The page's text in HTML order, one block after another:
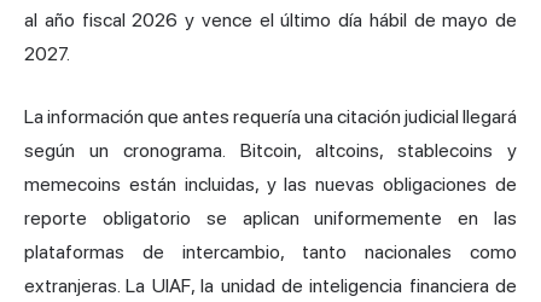
al año fiscal 2026 y vence el último día hábil de mayo de
2027.
La información que antes requería una citación judicial llegará
según un cronograma. Bitcoin, altcoins, stablecoins y
memecoins están incluidas, y las nuevas obligaciones de
reporte obligatorio se aplican uniformemente en las
plataformas de intercambio, tanto nacionales como
extranjeras. La UIAF, la unidad de inteligencia financiera de